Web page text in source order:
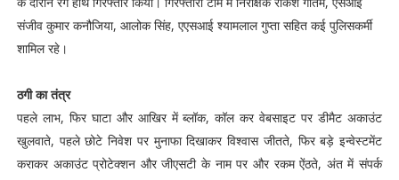
संजीव कुमार कनौजिया, आलोक सिंह, एएसआई श्यामलाल गुप्ता सहित कई पुलिसकर्मी
शामिल रहे।
ठगी का तंत्र
पहले लाभ, फिर घाटा और आखिर में ब्लॉक, कॉल कर वेबसाइट पर डीमैट अकाउंट
खुलवाते, पहले छोटे निवेश पर मुनाफा दिखाकर विश्वास जीतते, फिर बड़े इन्वेस्टमेंट
कराकर अकाउंट प्रोटेक्शन और जीएसटी के नाम पर और रकम ऐंठते, अंत में संपर्क